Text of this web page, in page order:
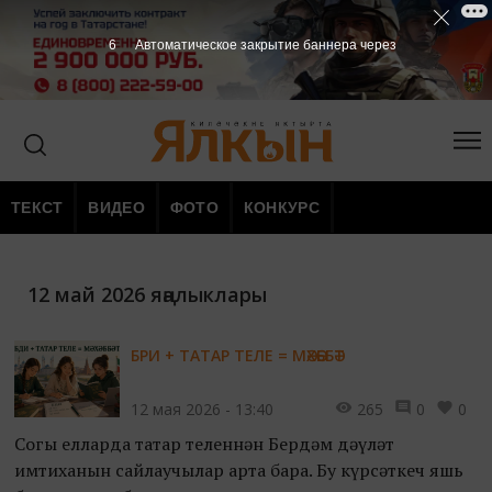
ТЕКСТ ВИДЕО ФОТО КОНКУРС
12 май 2026 яңалыклары
БРИ + ТАТАР ТЕЛЕ = МӘХӘББӘТ
12 мая 2026 - 13:40 265 0 0
Соңгы елларда татар теленнән Бердәм дәүләт
имтиханын сайлаучылар арта бара. Бу күрсәткеч яшь
6 Автоматическое закрытие баннера через